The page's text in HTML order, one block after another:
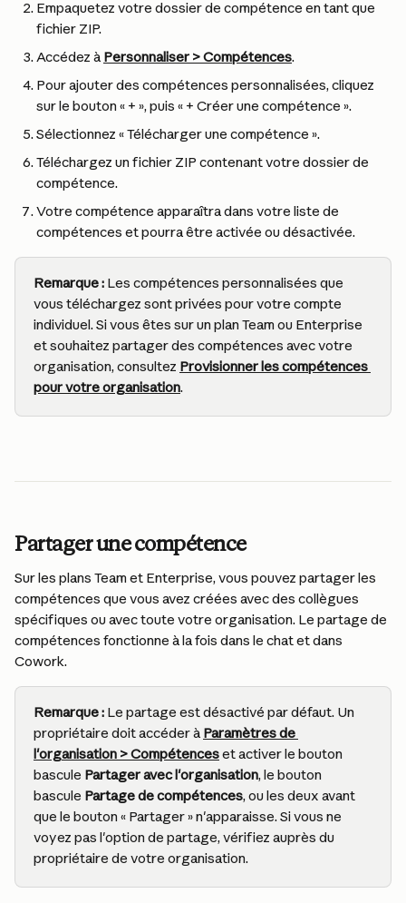
Empaquetez votre dossier de compétence en tant que
fichier ZIP.
Accédez à Personnaliser > Compétences.
Pour ajouter des compétences personnalisées, cliquez
sur le bouton « + », puis « + Créer une compétence ».
Sélectionnez « Télécharger une compétence ».
Téléchargez un fichier ZIP contenant votre dossier de
compétence.
Votre compétence apparaîtra dans votre liste de
compétences et pourra être activée ou désactivée.
Remarque : Les compétences personnalisées que
vous téléchargez sont privées pour votre compte
individuel. Si vous êtes sur un plan Team ou Enterprise
et souhaitez partager des compétences avec votre
organisation, consultez Provisionner les compétences
pour votre organisation.
Partager une compétence
Sur les plans Team et Enterprise, vous pouvez partager les
compétences que vous avez créées avec des collègues
spécifiques ou avec toute votre organisation. Le partage de
compétences fonctionne à la fois dans le chat et dans
Cowork.
Remarque : Le partage est désactivé par défaut. Un
propriétaire doit accéder à Paramètres de
l'organisation > Compétences et activer le bouton
bascule Partager avec l'organisation, le bouton
bascule Partage de compétences, ou les deux avant
que le bouton « Partager » n'apparaisse. Si vous ne
voyez pas l'option de partage, vérifiez auprès du
propriétaire de votre organisation.